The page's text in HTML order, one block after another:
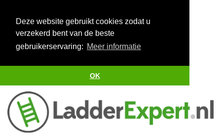
Deze website gebruikt cookies zodat u
verzekerd bent van de beste
gebruikerservaring: Meer informatie
OK